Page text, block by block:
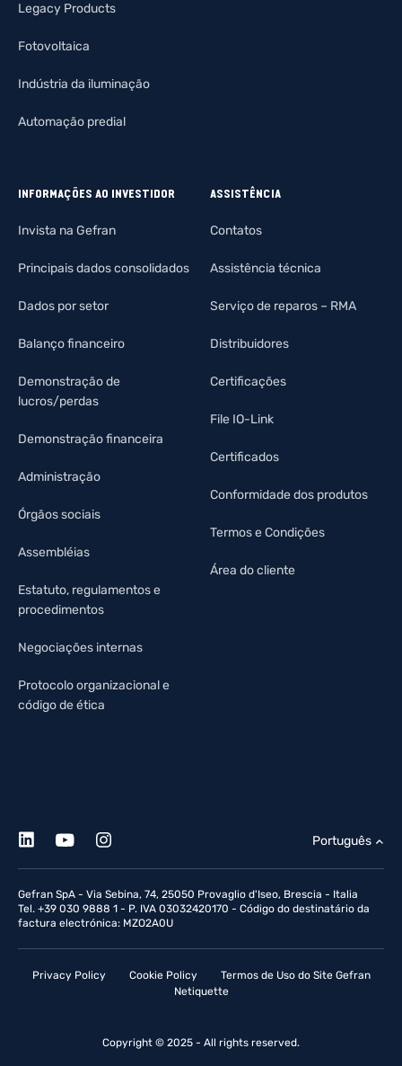
Legacy Products
Fotovoltaica
Indústria da iluminação
Automação predial
INFORMAÇÕES AO INVESTIDOR
Invista na Gefran
Principais dados consolidados
Dados por setor
Balanço financeiro
Demonstração de
lucros/perdas
Demonstração financeira
Administração
Órgãos sociais
Assembléias
Estatuto, regulamentos e
procedimentos
Negociações internas
Protocolo organizacional e
código de ética
ASSISTÊNCIA
Contatos
Assistência técnica
Serviço de reparos – RMA
Distribuidores
Certificações
File IO-Link
Certificados
Conformidade dos produtos
Termos e Condições
Área do cliente
Gefran SpA - Via Sebina, 74, 25050 Provaglio d'Iseo, Brescia - Italia
Tel. +39 030 9888 1 - P. IVA 03032420170 - Código do destinatário da
factura electrónica: MZO2A0U
Português
Privacy Policy Cookie Policy
Termos de Uso do Site Gefran
Netiquette
Copyright © 2025 - All rights reserved.